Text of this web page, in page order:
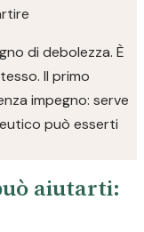
di debolezza. È
Il primo
impegno: serve
può esserti
aiutarti: